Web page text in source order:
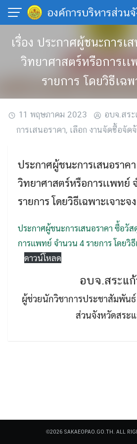
Skip
content
องค์การบริหารส่วน
Search
เรื่อง ประกาศผู้ชนะการเ
วิทยาศาสตร์หรือการเ
รายการ โดยวิธีเฉพ
11 พฤษภาคม 2023 อบจ.สระ
การเสนอราคา, เลือก งานจัดซื้อจัด
ประกาศผู้ชนะการเสนอราค
วิทยาศาสตร์หรือการเเพทย์
รายการ โดยวิธีเฉพาะเจาะจง
ประกาศผู้ชนะการเสนอราคา ซื้อวั
การเเพทย์ จำนวน 4 รายการ โดยวิธี
ดาวน์โหลด
อบจ.สระแก้
ผู้ช่วยนักวิชาการประชาสัมพัน
ส่วนจังหวัดสระ
©2026 SAKAEOPAO.GO.TH. ALL